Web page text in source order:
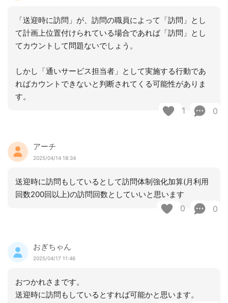
「送迎時に訪問」が、訪問の職員によって「訪問」とし
て計画上位置付けられている場合であれば「訪問」とし
てカウントして問題ないでしょう。
しかし「通いサービス担当者」として実施する行動であ
ればカウントできないと判断されてくる可能性がありま
す。
1 0
アーチ
2025/04/14 18:34
送迎時に訪問もしているとして訪問体制強化加算(月利用
回数200回以上)の訪問回数としていいと思います
0 0
おぎちゃん
2025/04/17 11:46
おつかれさまです。
送迎時に訪問もしているとすれば可能かと思います。